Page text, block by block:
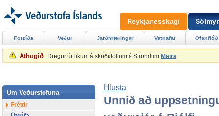
Athugið Dregur úr líkum á skriðuföllum á Ströndum Meira
Hlusta
Unnið að
Forsíða Veður Jarðhræringar Vatnafar Ofanflóð
Um Veðurstofuna
Fréttir
Reykjanesskagi